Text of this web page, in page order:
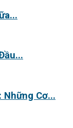
Cơ...